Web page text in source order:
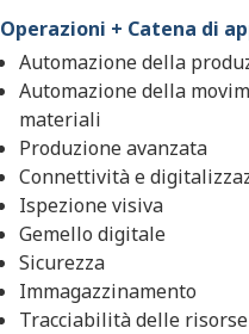
Operazioni + Catena di
Automazione della
Automazione della
materiali
Produzione avanzata
Connettività e
Ispezione visiva
Gemello digitale
Sicurezza
Immagazzinamento
Tracciabilità delle risorse